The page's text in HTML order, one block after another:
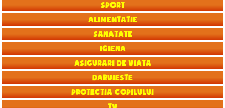
Sport
Alimentatie
Sanatate
Igiena
Asigurari de viata
Daruieste
Protectia copilului